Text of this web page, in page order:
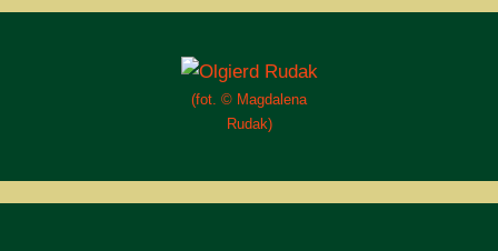
(fot. © Magdalena
Rudak)